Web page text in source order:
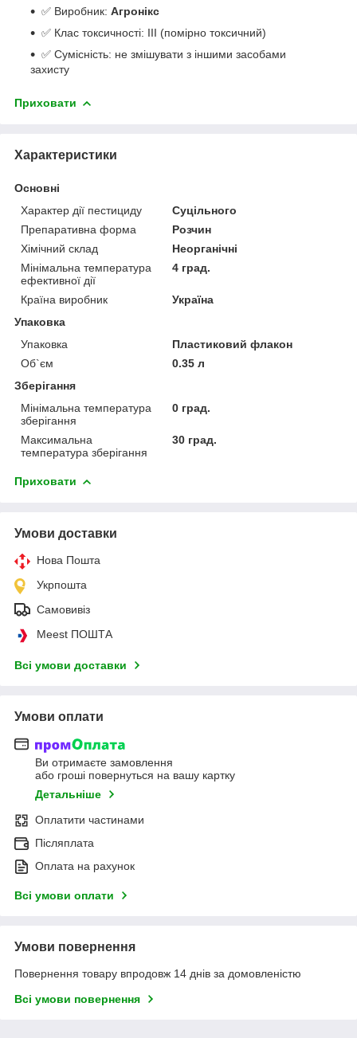
✅ Виробник: Агронікс
✅ Клас токсичності: III (помірно токсичний)
✅ Сумісність: не змішувати з іншими засобами
захисту
Приховати
Характеристики
Основні
Характер дії пестициду
Суцільного
Препаративна форма
Розчин
Хімічний склад
Неорганічні
Мінімальна температура
ефективної дії
4 град.
Країна виробник
Україна
Упаковка
Упаковка
Пластиковий флакон
Об`єм
0.35 л
Зберігання
Мінімальна температура
зберігання
0 град.
Максимальна
температура зберігання
30 град.
Приховати
Умови доставки
Нова Пошта
Укрпошта
Самовивіз
Meest ПОШТА
Всі умови доставки
Умови оплати
Ви отримаєте замовлення
або гроші повернуться на вашу картку
Детальніше
Оплатити частинами
Післяплата
Оплата на рахунок
Всі умови оплати
Умови повернення
Повернення товару впродовж 14 днів за домовленістю
Всі умови повернення